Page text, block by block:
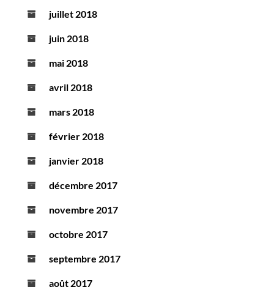
juillet 2018
juin 2018
mai 2018
avril 2018
mars 2018
février 2018
janvier 2018
décembre 2017
novembre 2017
octobre 2017
septembre 2017
août 2017